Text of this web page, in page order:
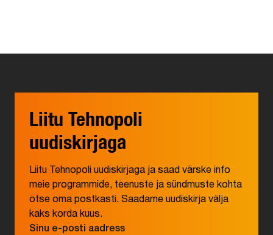
Liitu Tehnopoli
uudiskirjaga
Liitu Tehnopoli uudiskirjaga ja saad värske info
meie programmide, teenuste ja sündmuste kohta
otse oma postkasti. Saadame uudiskirja välja
kaks korda kuus.
Sinu e-posti aadress